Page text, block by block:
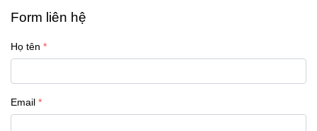
Form liên hệ
Họ tên
Email